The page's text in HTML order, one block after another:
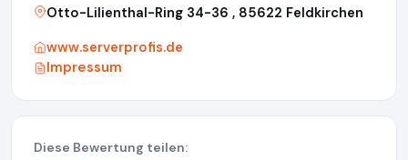
Otto-Lilienthal-Ring 34-36 , 85622 Feldkirchen
www.serverprofis.de
Impressum
Diese Bewertung teilen: